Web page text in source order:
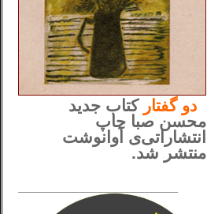
دوگفتار کتاب جدید
محسن صبا چاپ
انتشاراتی‌ی آوانوشت
منتشر شد.